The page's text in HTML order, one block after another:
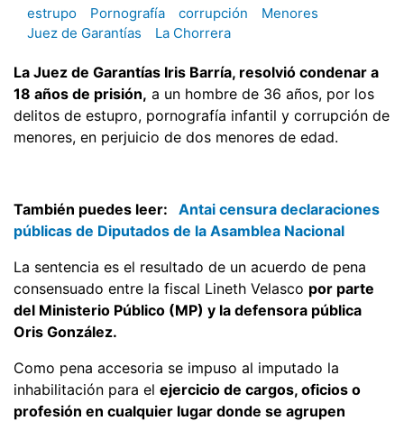
estrupo Pornografía corrupción
Menores
Juez de Garantías
La Chorrera
La Juez de Garantías Iris Barría, resolvió condenar a
18 años de prisión, a un hombre de 36 años, por los
delitos de estupro, pornografía infantil y corrupción de
menores, en perjuicio de dos menores de edad.
También puedes leer: Antai censura declaraciones
públicas de Diputados de la Asamblea Nacional
La sentencia es el resultado de un acuerdo de pena
consensuado entre la fiscal Lineth Velasco por parte
del Ministerio Público (MP) y la defensora pública
Oris González.
Como pena accesoria se impuso al imputado la
inhabilitación para el ejercicio de cargos, oficios o
profesión en cualquier lugar donde se agrupen